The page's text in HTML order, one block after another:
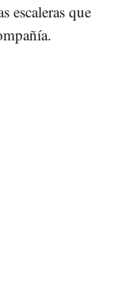
escaleras que